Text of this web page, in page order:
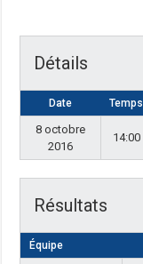
Détails
Date Temps
8 octobre
2016
14:00
Résultats
Équipe